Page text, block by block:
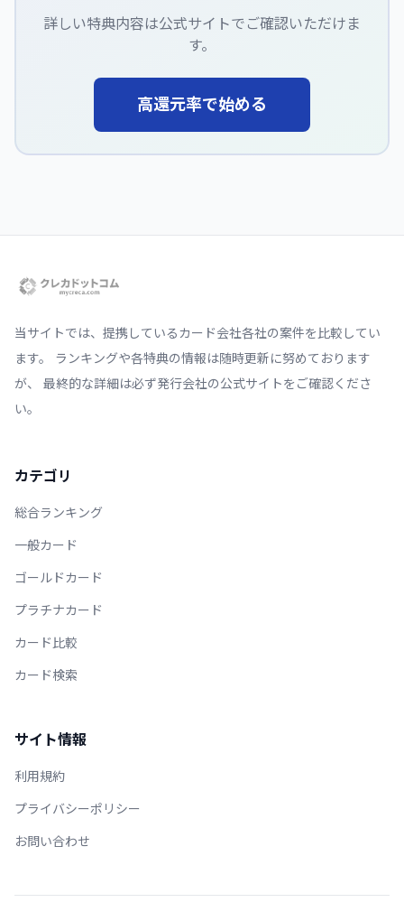
詳しい特典内容は公式サイトでご確認いただけま
す。
高還元率で始める
当サイトでは、提携しているカード会社各社の案件を比較してい
ます。 ランキングや各特典の情報は随時更新に努めております
が、 最終的な詳細は必ず発行会社の公式サイトをご確認くださ
い。
カテゴリ
総合ランキング
一般カード
ゴールドカード
プラチナカード
カード比較
カード検索
サイト情報
利用規約
プライバシーポリシー
お問い合わせ